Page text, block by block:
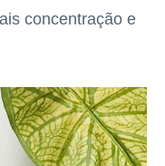
concentração e